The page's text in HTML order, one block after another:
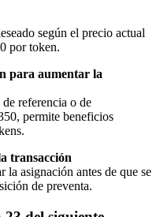
según el precio actual
por token.
para aumentar la
referencia o de
permite beneficios
transacción
la asignación antes de que se
de preventa.